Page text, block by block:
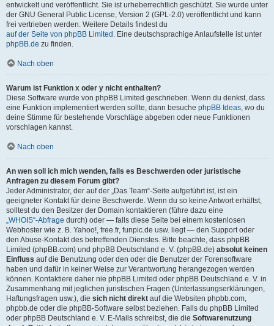
entwickelt und veröffentlicht. Sie ist urheberrechtlich geschützt. Sie wurde unter
der GNU General Public License, Version 2 (GPL-2.0) veröffentlicht und kann
frei vertrieben werden. Weitere Details findest du
auf der Seite von phpBB Limited . Eine deutschsprachige Anlaufstelle ist unter
phpBB.de zu finden.
Nach oben
Warum ist Funktion x oder y nicht enthalten?
Diese Software wurde von phpBB Limited geschrieben. Wenn du denkst, dass
eine Funktion implementiert werden sollte, dann besuche phpBB Ideas, wo du
deine Stimme für bestehende Vorschläge abgeben oder neue Funktionen
vorschlagen kannst.
Nach oben
An wen soll ich mich wenden, falls es Beschwerden oder juristische
Anfragen zu diesem Forum gibt?
Jeder Administrator, der auf der „Das Team“-Seite aufgeführt ist, ist ein
geeigneter Kontakt für deine Beschwerde. Wenn du so keine Antwort erhältst,
solltest du den Besitzer der Domain kontaktieren (führe dazu eine
„WHOIS“-Abfrage durch) oder — falls diese Seite bei einem kostenlosen
Webhoster wie z. B. Yahoo!, free.fr, funpic.de usw. liegt — den Support oder
den Abuse-Kontakt des betreffenden Dienstes. Bitte beachte, dass phpBB
Limited (phpBB.com) und phpBB Deutschland e. V. (phpBB.de) absolut keinen
Einfluss auf die Benutzung oder den oder die Benutzer der Forensoftware
haben und dafür in keiner Weise zur Verantwortung herangezogen werden
können. Kontaktiere daher nie phpBB Limited oder phpBB Deutschland e. V. in
Zusammenhang mit jeglichen juristischen Fragen (Unterlassungserklärungen,
Haftungsfragen usw.), die sich nicht direkt auf die Websiten phpbb.com,
phpbb.de oder die phpBB-Software selbst beziehen. Falls du phpBB Limited
oder phpBB Deutschland e. V. E-Mails schreibst, die die Softwarenutzung